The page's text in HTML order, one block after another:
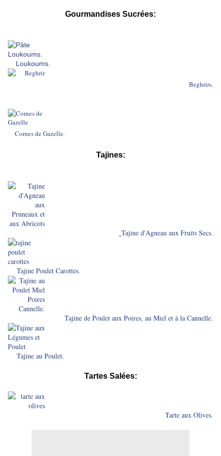
Gourmandises Sucrées:
Loukoums.
Beghrirs.
Cornes de Gazelle.
Tajines:
Tajine d'Agneau aux Fruits Secs.
Tajine Poulet Carottes.
Tajine de Poulet aux Poires, au Miel et à la Cannelle.
Tajine au Poulet.
Tartes Salées:
Tarte aux Olives.